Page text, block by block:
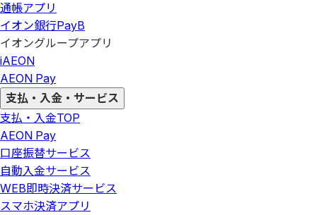
通帳アプリ
イオン銀行PayB
イオングループアプリ
iAEON
AEON Pay
支払・入金・サービス
支払・入金TOP
AEON Pay
口座振替サービス
自動入金サービス
WEB即時決済サービス
スマホ決済アプリ